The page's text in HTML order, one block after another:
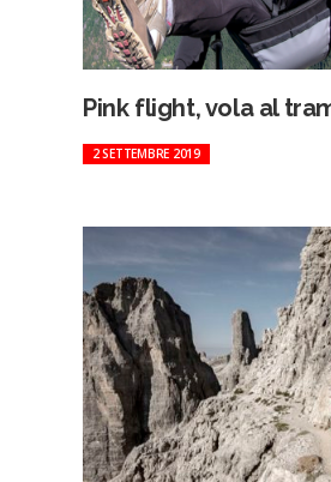
Pink flight, vola al
2 SETTEMBRE 2019